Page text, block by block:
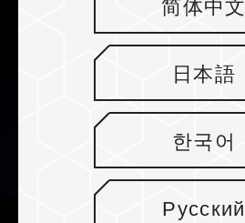
简体中文
日本語
한국어
Русский